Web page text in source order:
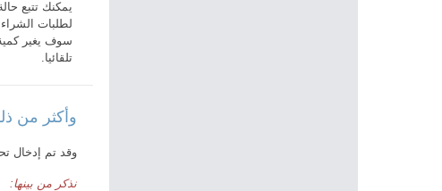
يمكنك تتبع
لطلبات الشراء
سوف يغير
تلقائيا.
وأكثر من
وقد تم إدخال
نذكر من بينها: